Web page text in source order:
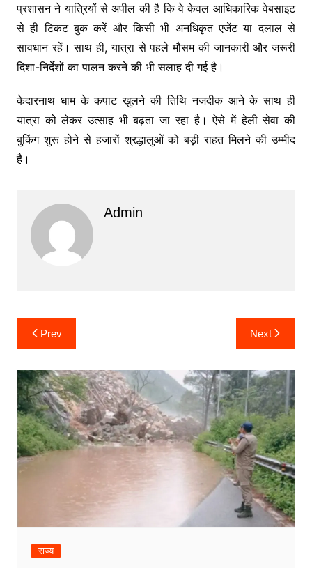
प्रशासन ने यात्रियों से अपील की है कि वे केवल आधिकारिक वेबसाइट
से ही टिकट बुक करें और किसी भी अनधिकृत एजेंट या दलाल से
सावधान रहें। साथ ही, यात्रा से पहले मौसम की जानकारी और जरूरी
दिशा-निर्देशों का पालन करने की भी सलाह दी गई है।
केदारनाथ धाम के कपाट खुलने की तिथि नजदीक आने के साथ ही
यात्रा को लेकर उत्साह भी बढ़ता जा रहा है। ऐसे में हेली सेवा की
बुकिंग शुरू होने से हजारों श्रद्धालुओं को बड़ी राहत मिलने की उम्मीद
है।
Admin
Post
navigation
Prev Next
राज्य